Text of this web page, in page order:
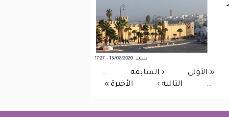
سبت, 15/02/2020 - 17:27
« الأولى ‹ السابقة …
…
التالية › الأخيرة »